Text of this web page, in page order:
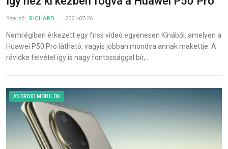
Szerző: RICHÁRD 2021-07-26
Nemrégiben érkezett egy friss videó egyenesen Kínából, amelyen a
Huawei P50 Pro látható, vagyis jobban mondva annak makettje. A
rövidke felvétel így is nagy fontossággal bír,…
ANDROID MOBILOK